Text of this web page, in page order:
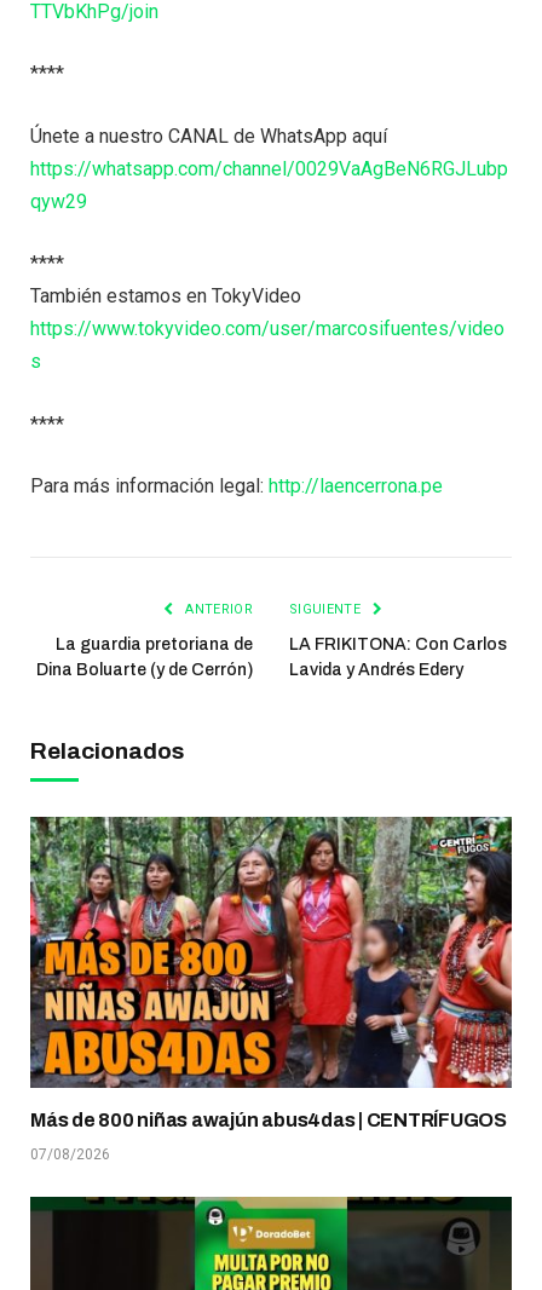
TTVbKhPg/join
****
Únete a nuestro CANAL de WhatsApp aquí
https://whatsapp.com/channel/0029VaAgBeN6RGJLubp
qyw29
****
También estamos en TokyVideo
https://www.tokyvideo.com/user/marcosifuentes/video
s
****
Para más información legal: http://laencerrona.pe
ANTERIOR
La guardia pretoriana de
Dina Boluarte (y de Cerrón)
SIGUIENTE
LA FRIKITONA: Con Carlos
Lavida y Andrés Edery
Relacionados
Más de 800 niñas awajún abus4das | CENTRÍFUGOS
07/08/2026